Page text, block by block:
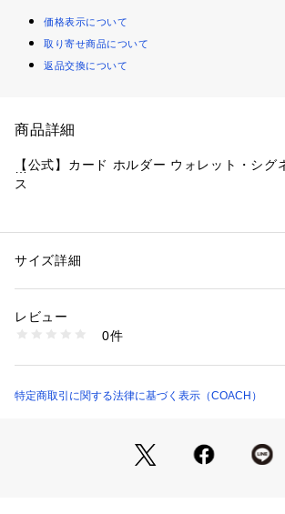
価格表示について
取り寄せ商品について
返品交換について
商品詳細
【公式】カード ホルダー ウォレット・シグ
ス
・ シグネチャー コーテッド キャンバス、リ
・ 札入れ
・ スナップ開閉
・ 縦8cm x 横10.5cm x マチ3cm
※ご使用のパソコンやスマートフォンの画面
性別：レディース
商品番号：
CZ034#IMXHE （ショップ）
サイズ詳細
レビュー
0件
特定商取引に関する法律に基づく表示（COACH）